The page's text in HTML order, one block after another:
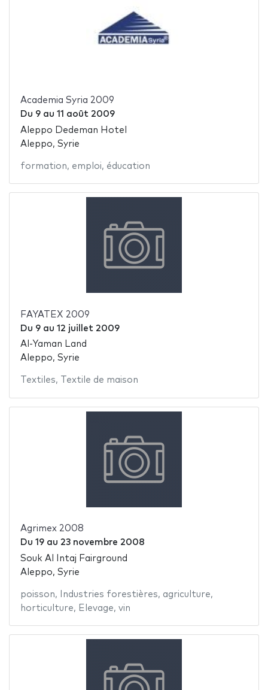
Academia Syria 2009
Du 9au 11 août 2009
Aleppo Dedeman Hotel
Aleppo, Syrie
formation, emploi, éducation
FAYATEX 2009
Du 9au 12 juillet 2009
Al-Yaman Land
Aleppo, Syrie
Textiles, Textile de maison
Agrimex 2008
Du 19au 23 novembre 2008
Souk Al Intaj Fairground
Aleppo, Syrie
poisson, Industries forestières, agriculture,
horticulture, Elevage, vin